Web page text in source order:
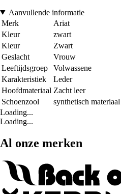
Aanvullende informatie
Merk
Ariat
Kleur
zwart
Kleur
Zwart
Geslacht
Vrouw
Leeftijdsgroep
Volwassene
Karakteristiek
Leder
Hoofdmateriaal Zacht leer
Schoenzool
synthetisch materiaal
Loading...
Loading...
Al onze merken